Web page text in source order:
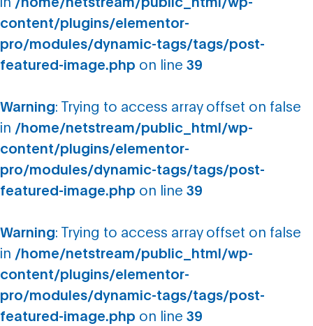
in /home/netstream/public_html/wp-
content/plugins/elementor-
pro/modules/dynamic-tags/tags/post-
featured-image.php on line 39
Warning: Trying to access array offset on false
in /home/netstream/public_html/wp-
content/plugins/elementor-
pro/modules/dynamic-tags/tags/post-
featured-image.php on line 39
Warning: Trying to access array offset on false
in /home/netstream/public_html/wp-
content/plugins/elementor-
pro/modules/dynamic-tags/tags/post-
featured-image.php on line 39